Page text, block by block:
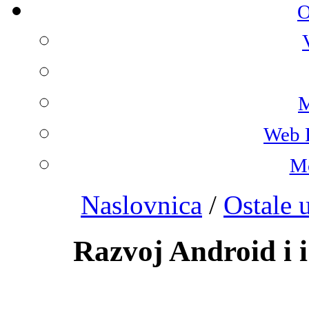
Web
Naslovnica / Ostale
Razvoj Android i